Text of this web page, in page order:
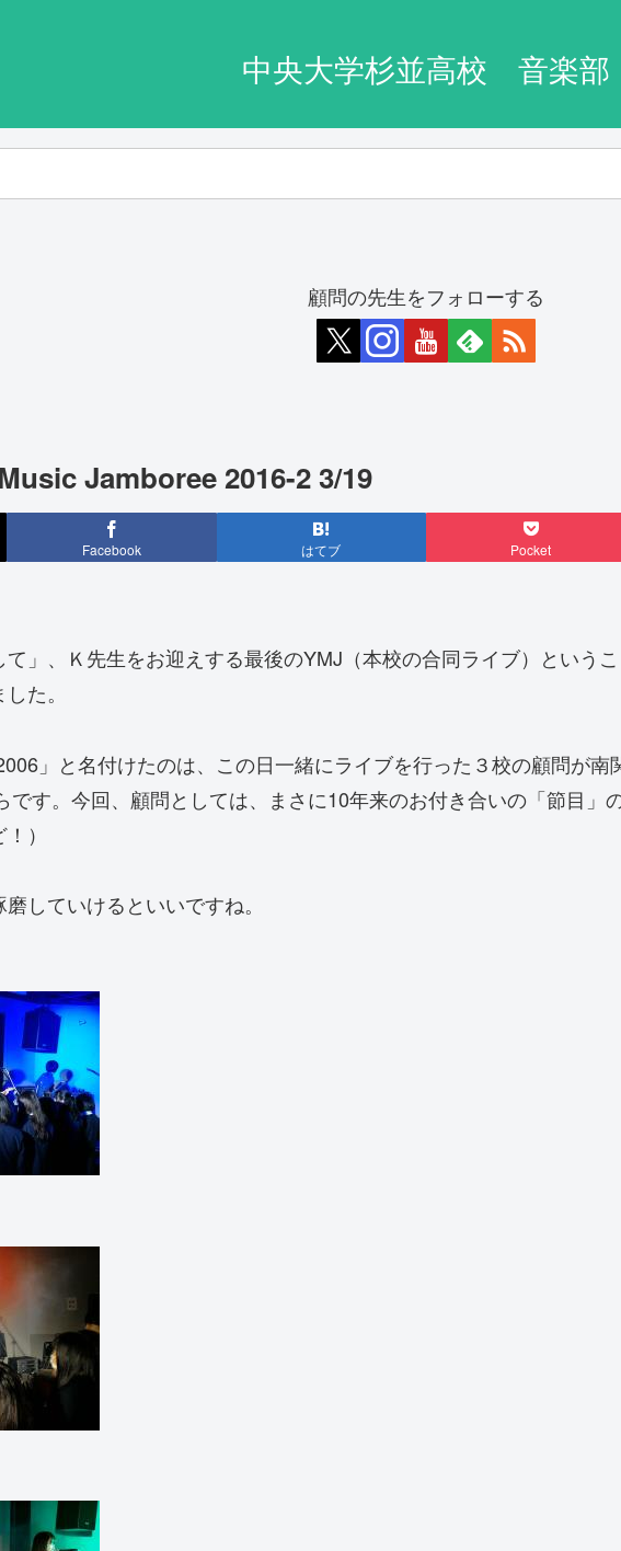
中央大学杉並高校 音楽部
顧問の先生をフォローする
Jamboree 2016-2 3/19
Facebook はてブ Pocket
て」、Ｋ先生をお迎えする最後のYMJ（本校の合同ライブ）という
た。
」と名付けたのは、この日一緒にライブを行った３校の顧問が
です。今回、顧問としては、まさに10年来のお付き合いの「節目
）
していけるといいですね。